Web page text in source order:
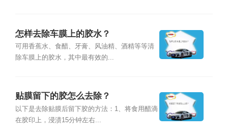
怎样去除车膜上的胶水？
可用香蕉水、食醋、牙膏、风油精、酒精等等清
除车膜上的胶水，其中最有效的...
贴膜留下的胶怎么去除？
以下是去除贴膜后留下胶的方法：1、将食用醋滴
在胶印上，浸渍15分钟左右...